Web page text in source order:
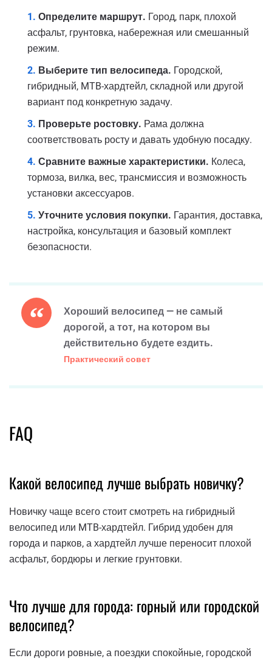
Определите маршрут. Город, парк, плохой
асфальт, грунтовка, набережная или смешанный
режим.
Выберите тип велосипеда. Городской,
гибридный, MTB-хардтейл, складной или другой
вариант под конкретную задачу.
Проверьте ростовку. Рама должна
соответствовать росту и давать удобную посадку.
Сравните важные характеристики. Колеса,
тормоза, вилка, вес, трансмиссия и возможность
установки аксессуаров.
Уточните условия покупки. Гарантия, доставка,
настройка, консультация и базовый комплект
безопасности.
Хороший велосипед — не самый
дорогой, а тот, на котором вы
действительно будете ездить.
Практический совет
FAQ
Какой велосипед лучше выбрать новичку?
Новичку чаще всего стоит смотреть на гибридный
велосипед или MTB-хардтейл. Гибрид удобен для
города и парков, а хардтейл лучше переносит плохой
асфальт, бордюры и легкие грунтовки.
Что лучше для города: горный или городской
велосипед?
Если дороги ровные, а поездки спокойные, городской